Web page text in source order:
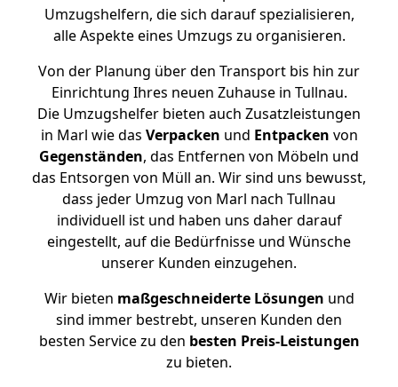
Umzugshelfern, die sich darauf spezialisieren,
alle Aspekte eines Umzugs zu organisieren.
Von der Planung über den Transport bis hin zur
Einrichtung Ihres neuen Zuhause in Tullnau.
Die Umzugshelfer bieten auch Zusatzleistungen
in Marl wie das Verpacken und Entpacken von
Gegenständen, das Entfernen von Möbeln und
das Entsorgen von Müll an. Wir sind uns bewusst,
dass jeder Umzug von Marl nach Tullnau
individuell ist und haben uns daher darauf
eingestellt, auf die Bedürfnisse und Wünsche
unserer Kunden einzugehen.
Wir bieten maßgeschneiderte Lösungen und
sind immer bestrebt, unseren Kunden den
besten Service zu den besten Preis-Leistungen
zu bieten.